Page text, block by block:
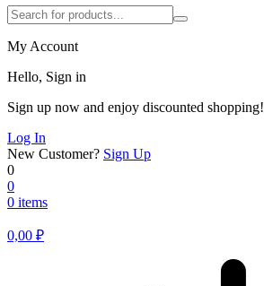
My Account
Hello, Sign in
Sign up now and enjoy discounted shopping!
Log In
New Customer? Sign Up
0
0
0 items
0,00 ₽